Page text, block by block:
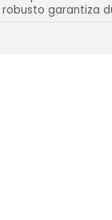
robusto garantiza